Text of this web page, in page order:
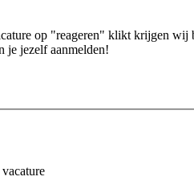
op "reageren" klikt krijgen
je jezelf aanmelden!